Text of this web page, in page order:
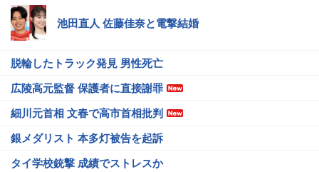
池田直人 佐藤佳奈と電撃結婚
脱輪したトラック発見 男性死亡
広陵高元監督 保護者に直接謝罪
細川元首相 文春で高市首相批判
銀メダリスト 本多灯被告を起訴
タイ学校銃撃 成績でストレスか